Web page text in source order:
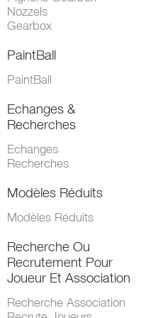
Nozzels
Gearbox
PaintBall
PaintBall
Echanges &
Recherches
Echanges
Recherches
Modèles Réduits
Modèles Réduits
Recherche Ou
Recrutement Pour
Joueur Et Association
Recherche Association